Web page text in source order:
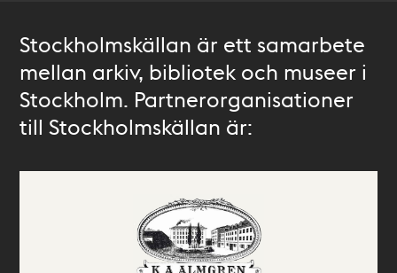
Stockholmskällan är ett samarbete
mellan arkiv, bibliotek och museer i
Stockholm. Partnerorganisationer
till Stockholmskällan är: